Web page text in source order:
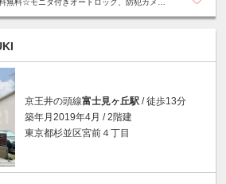
無料☆モニタ付きオートロック、防犯カメ
京王井の頭線富士見ヶ丘駅 / 徒歩13分
築年月2019年4月 / 2階建
東京都杉並区宮前４丁目